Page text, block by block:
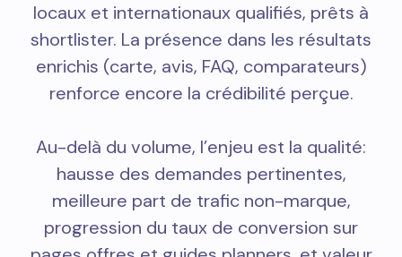
locaux et internationaux qualifiés, prêts à
shortlister. La présence dans les résultats
enrichis (carte, avis, FAQ, comparateurs)
renforce encore la crédibilité perçue.
Au-delà du volume, l’enjeu est la qualité:
hausse des demandes pertinentes,
meilleure part de trafic non-marque,
progression du taux de conversion sur